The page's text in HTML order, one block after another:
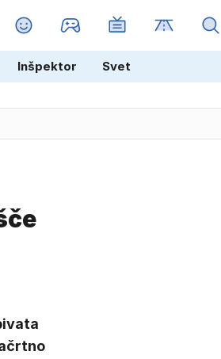
MAGAZIN
Inšpektor Svet